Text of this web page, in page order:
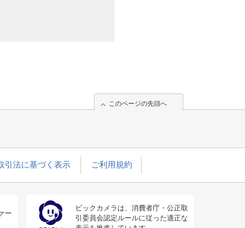
このページの先頭へ
引法に基づく表示 ご利用規約
ー
ビックカメラは、消費者庁・公正取
引委員会認定ルールに従った適正な